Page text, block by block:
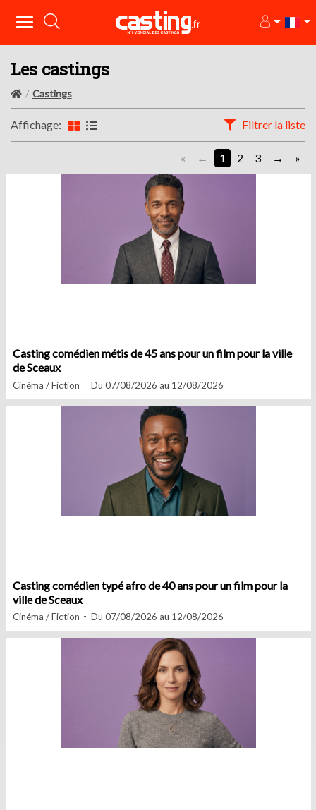
Les castings
Castings
Affichage: Filtrer la liste
« 1 2 3 »
Casting comédien métis de 45 ans pour un film pour la ville
de Sceaux
Cinéma / Fiction Du 07/08/2026 au 12/08/2026
Casting comédien typé afro de 40 ans pour un film pour la
ville de Sceaux
Cinéma / Fiction Du 07/08/2026 au 12/08/2026